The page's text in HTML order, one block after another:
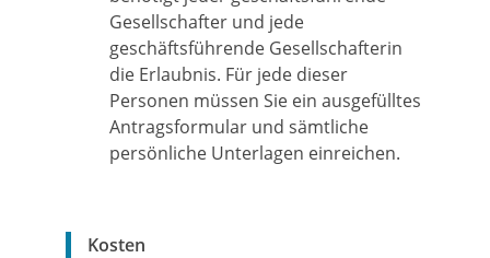
Gesellschafter und jede
geschäftsführende Gesellschafterin
die Erlaubnis. Für jede dieser
Personen müssen Sie ein ausgefülltes
Antragsformular und sämtliche
persönliche Unterlagen einreichen.
Kosten